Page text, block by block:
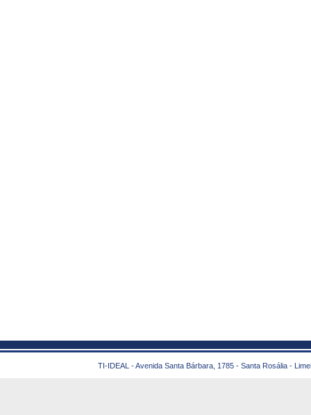
TI-IDEAL - Avenida Santa Bárbara, 1785 - Santa Rosália -